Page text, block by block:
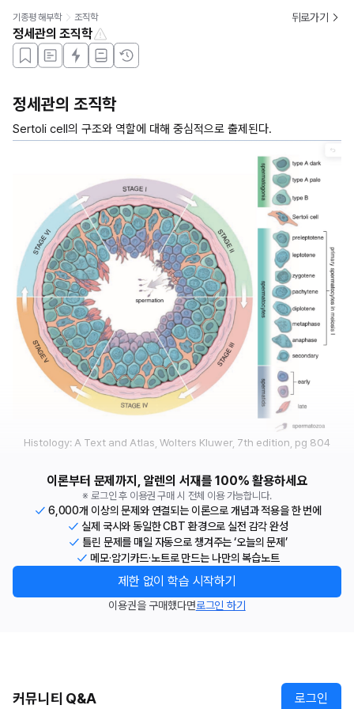
기종평 해부학 조직학 뒤로가기
정세관의 조직학
정세관의 조직학
Sertoli cell의 구조와 역할에 대해 중심적으로 출제된다.
Histology: A Text and Atlas, Wolters Kluwer, 7th edition, pg 804
이론부터 문제까지, 알렌의 서재를 100% 활용하세요
※ 로그인 후 이용권 구매 시 전체 이용 가능합니다.
6,000개 이상의 문제와 연결되는 이론으로 개념과 적용을 한 번에
실제 국시와 동일한 CBT 환경으로 실전 감각 완성
틀린 문제를 매일 자동으로 챙겨주는 ‘오늘의 문제’
메모·암기카드·노트로 만드는 나만의 복습노트
제한 없이 학습 시작하기
이용권을 구매했다면로그인 하기
커뮤니티 Q&A 로그인